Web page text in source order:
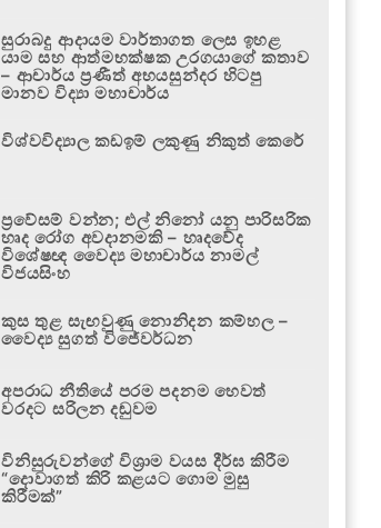
සුරාබදු ආදායම වාර්තාගත ලෙස ඉහළ
යාම සහ ආත්මභක්ෂක උරගයාගේ කතාව
– ආචාර්ය ප්‍රණීත් අභයසුන්දර හිටපු
මානව විද්‍යා මහාචාර්ය
විශ්වවිද්‍යාල කඩඉම් ලකුණු නිකුත් කෙරේ
ප්‍රවේසම් වන්න; එල් නිනෝ යනු පාරිසරික
හෘද රෝග අවදානමකි – හෘදවේද
විශේෂඥ වෛද්‍ය මහාචාර්ය නාමල්
විජයසිංහ
කුස තුළ සැඟවුණු නොනිදන කම්හල –
වෛද්‍ය සුගත් විජේවර්ධන
අපරාධ නීතියේ පරම පදනම හෙවත්
වරදට සරිලන දඬුවම
විනිසුරුවන්ගේ විශ්‍රාම වයස දීර්ඝ කිරීම
“දොවාගත් කිරි කළයට ගොම මුසු
කිරීමක්”